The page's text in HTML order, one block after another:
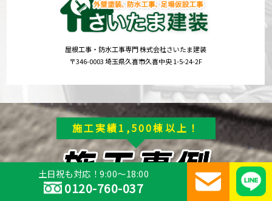
屋根工事・防水工事専門 株式会社さいたま建装
〒346-0003 埼玉県久喜市久喜中央 1-5-24-2F
施工実績1,500棟以上！
土日祝も対応！9:00～18:00
0120-760-037